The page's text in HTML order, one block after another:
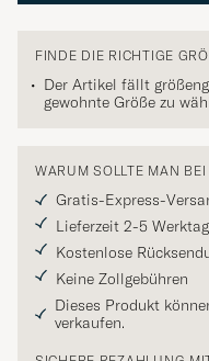
FINDE DIE RICHTIGE
Der Artikel fällt
gewohnte Größe zu
WARUM SOLLTE MAN
Gratis-Express-
Lieferzeit 2-5
Kostenlose
Keine Zollgebühren
Dieses Produkt
verkaufen.